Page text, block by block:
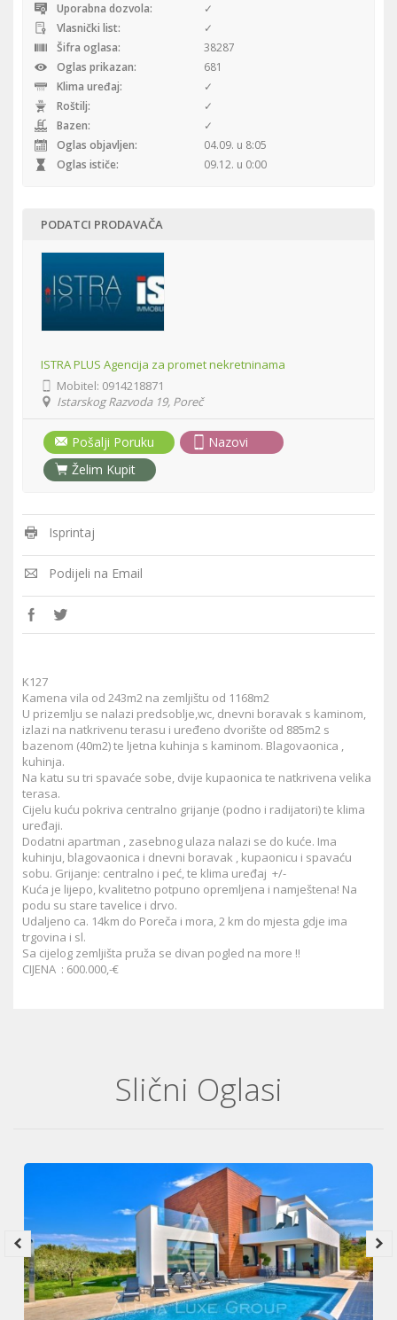
Uporabna dozvola:
✓
Vlasnički list:
✓
Šifra oglasa:
38287
Oglas prikazan:
681
Klima uređaj:
✓
Roštilj:
✓
Bazen:
✓
Oglas objavljen:
04.09. u 8:05
Oglas ističe:
09.12. u 0:00
PODATCI PRODAVAČA
ISTRA PLUS Agencija za promet nekretninama
Mobitel: 0914218871
Istarskog Razvoda 19, Poreč
Pošalji Poruku
Nazovi
Želim Kupit
Isprintaj
Podijeli na Email
K127
Kamena vila od 243m2 na zemljištu od 1168m2
U prizemlju se nalazi predsoblje,wc, dnevni boravak s kaminom,
izlazi na natkrivenu terasu i uređeno dvorište od 885m2 s
bazenom (40m2) te ljetna kuhinja s kaminom. Blagovaonica ,
kuhinja.
Na katu su tri spavaće sobe, dvije kupaonica te natkrivena velika
terasa.
Cijelu kuću pokriva centralno grijanje (podno i radijatori) te klima
uređaji.
Dodatni apartman , zasebnog ulaza nalazi se do kuće. Ima
kuhinju, blagovaonica i dnevni boravak , kupaonicu i spavaću
sobu. Grijanje: centralno i peć, te klima uređaj +/-
Kuća je lijepo, kvalitetno potpuno opremljena i namještena! Na
podu su stare tavelice i drvo.
Udaljeno ca. 14km do Poreča i mora, 2 km do mjesta gdje ima
trgovina i sl.
Sa cijelog zemljišta pruža se divan pogled na more !!
CIJENA : 600.000,-€
Slični Oglasi